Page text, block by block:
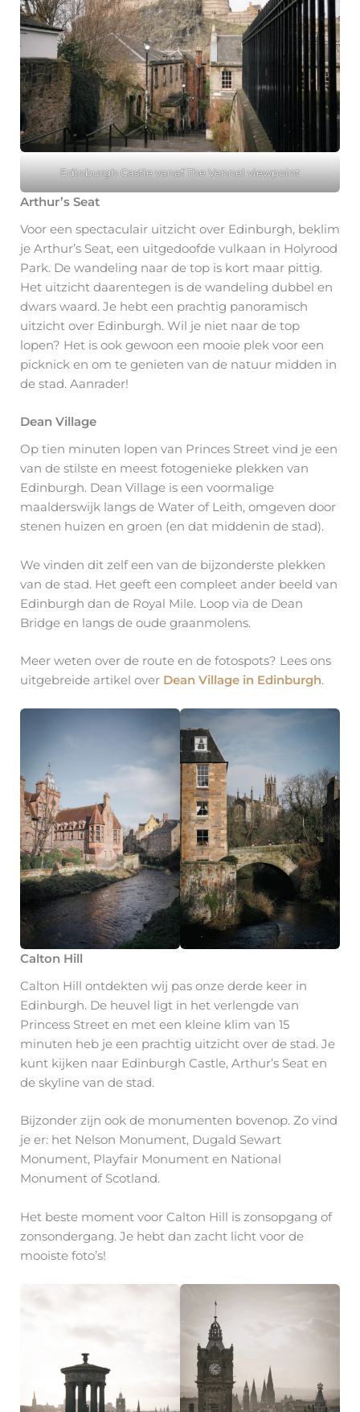
Edinburgh Castle vanaf The Vennel viewpoint
Arthur’s Seat
Voor een spectaculair uitzicht over Edinburgh, beklim
je Arthur’s Seat, een uitgedoofde vulkaan in Holyrood
Park. De wandeling naar de top is kort maar pittig.
Het uitzicht daarentegen is de wandeling dubbel en
dwars waard. Je hebt een prachtig panoramisch
uitzicht over Edinburgh. Wil je niet naar de top
lopen? Het is ook gewoon een mooie plek voor een
picknick en om te genieten van de natuur midden in
de stad. Aanrader!
Dean Village
Op tien minuten lopen van Princes Street vind je een
van de stilste en meest fotogenieke plekken van
Edinburgh. Dean Village is een voormalige
maalderswijk langs de Water of Leith, omgeven door
stenen huizen en groen (en dat middenin de stad).
We vinden dit zelf een van de bijzonderste plekken
van de stad. Het geeft een compleet ander beeld van
Edinburgh dan de Royal Mile. Loop via de Dean
Bridge en langs de oude graanmolens.
Meer weten over de route en de fotospots? Lees ons
uitgebreide artikel over Dean Village in Edinburgh.
Calton Hill
Calton Hill ontdekten wij pas onze derde keer in
Edinburgh. De heuvel ligt in het verlengde van
Princess Street en met een kleine klim van 15
minuten heb je een prachtig uitzicht over de stad. Je
kunt kijken naar Edinburgh Castle, Arthur’s Seat en
de skyline van de stad.
Bijzonder zijn ook de monumenten bovenop. Zo vind
je er: het Nelson Monument, Dugald Sewart
Monument, Playfair Monument en National
Monument of Scotland.
Het beste moment voor Calton Hill is zonsopgang of
zonsondergang. Je hebt dan zacht licht voor de
mooiste foto’s!